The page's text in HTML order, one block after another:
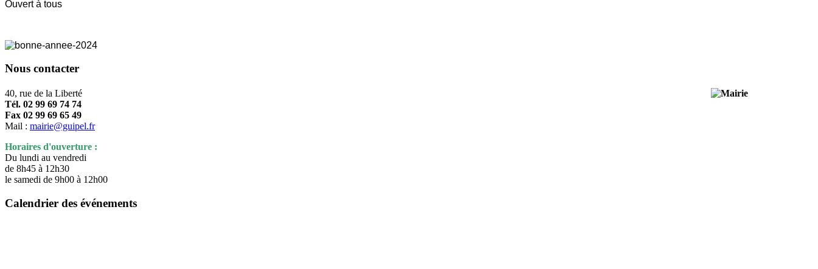
Ouvert à tous
Nous contacter
40, rue de la Liberté
Tél. 02 99 69 74 74
Fax 02 99 69 65 49
Mail : mairie@guipel.fr
Horaires d'ouverture :
Du lundi au vendredi
de 8h45 à 12h30
le samedi de 9h00 à 12h00
Calendrier des événements